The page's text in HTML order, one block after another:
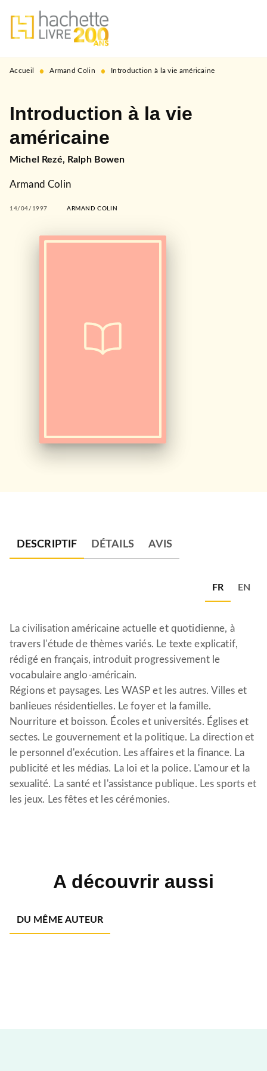
MENU RECHERCHE
PIED DE PAGE
Accueil • Armand Colin • Introduction à la vie américaine
Introduction à la vie
américaine
Michel Rezé, Ralph Bowen
Armand Colin
14/04/1997 ARMAND COLIN
DESCRIPTIF DÉTAILS AVIS
FR EN
La civilisation américaine actuelle et quotidienne, à
travers l'étude de thèmes variés. Le texte explicatif,
rédigé en français, introduit progressivement le
vocabulaire anglo-américain.
Régions et paysages. Les WASP et les autres. Villes et
banlieues résidentielles. Le foyer et la famille.
Nourriture et boisson. Écoles et universités. Églises et
sectes. Le gouvernement et la politique. La direction et
le personnel d'exécution. Les affaires et la finance. La
publicité et les médias. La loi et la police. L'amour et la
sexualité. La santé et l'assistance publique. Les sports et
les jeux. Les fêtes et les cérémonies.
A découvrir aussi
DU MÊME AUTEUR